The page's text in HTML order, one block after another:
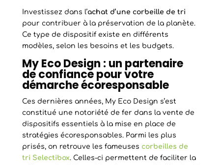
Investissez dans l’achat d’une corbeille de tri
pour contribuer à la préservation de la planète.
Ce type de dispositif existe en différents
modèles, selon les besoins et les budgets.
My Eco Design : un partenaire
de confiance pour votre
démarche écoresponsable
Ces dernières années, My Eco Design s’est
constitué une notoriété de fer dans la vente de
dispositifs essentiels à la mise en place de
stratégies écoresponsables. Parmi les plus
prisés, on retrouve les fameuses corbeilles de
tri Selectibox. Celles-ci permettent de faciliter la